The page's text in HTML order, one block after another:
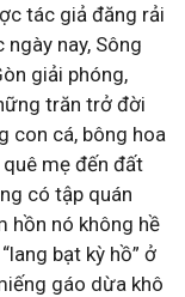
tác giả đăng rải
nay, Sông
giải phóng,
trăn trở đời
con cá, bông hoa
mẹ đến đất
có tập quán
hồn nó không hề
bạt kỳ hồ” ở
gáo dừa khô